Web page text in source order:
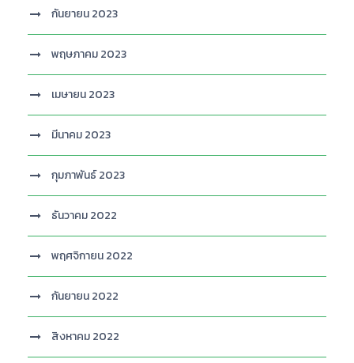
กันยายน 2023
พฤษภาคม 2023
เมษายน 2023
มีนาคม 2023
กุมภาพันธ์ 2023
ธันวาคม 2022
พฤศจิกายน 2022
กันยายน 2022
สิงหาคม 2022